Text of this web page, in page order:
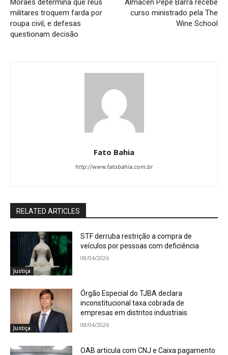
Moraes determina que réus
militares troquem farda por
roupa civil, e defesas
questionam decisão
Almacen Pepe Barra recebe
curso ministrado pela The
Wine School
Fato Bahia
http://www.fatobahia.com.br
RELATED ARTICLES
Justiça
STF derruba restrição a compra de
veículos por pessoas com deficiência
08/04/2026
Justiça
Órgão Especial do TJBA declara
inconstitucional taxa cobrada de
empresas em distritos industriais
08/04/2026
OAB articula com CNJ e Caixa pagamento